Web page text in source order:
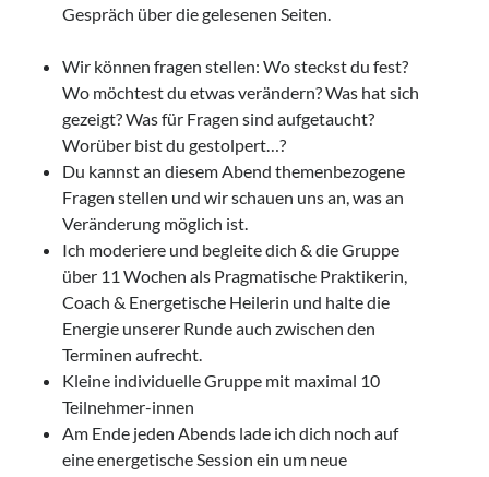
65/Eingang B, 90491 Nürnberg, Deutschland
Sonntag, 23 August 2026
Ankerzeit – Aufbruch & neue Klarheit
,Studio Räume für mehr ... | Nürnberg
Donnerstag, 03 September 2026
Wollgeflüster – Maschen & Miteinander
Mehr Infos
Samstag, 05 September 2026
Gespräch über die gelesenen Seiten.
Wir können fragen stellen: Wo steckst du fest?
Wo möchtest du etwas verändern? Was hat sich
gezeigt? Was für Fragen sind aufgetaucht?
Worüber bist du gestolpert…?
Du kannst an diesem Abend themenbezogene
Fragen stellen und wir schauen uns an, was an
Veränderung möglich ist.
Ich moderiere und begleite dich & die Gruppe
über 11 Wochen als Pragmatische Praktikerin,
Coach & Energetische Heilerin und halte die
Energie unserer Runde auch zwischen den
Terminen aufrecht.
Kleine individuelle Gruppe mit maximal 10
Teilnehmer-innen
Am Ende jeden Abends lade ich dich noch auf
eine energetische Session ein um neue